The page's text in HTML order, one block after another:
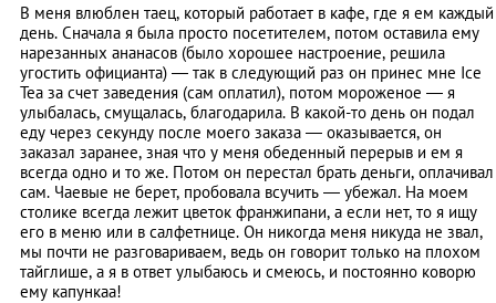
В меня влюблен таец, который работает в кафе, где я ем каждый
день. Сначала я была просто посетителем, потом оставила ему
нарезанных ананасов (было хорошее настроение, решила
угостить официанта) — так в следующий раз он принес мне Ice
Tea за счет заведения (сам оплатил), потом мороженое — я
улыбалась, смущалась, благодарила. В какой-то день он подал
еду через секунду после моего заказа — оказывается, он
заказал заранее, зная что у меня обеденный перерыв и ем я
всегда одно и то же. Потом он перестал брать деньги, оплачивал
сам. Чаевые не берет, пробовала всучить — убежал. На моем
столике всегда лежит цветок франжипани, а если нет, то я ищу
его в меню или в салфетнице. Он никогда меня никуда не звал,
мы почти не разговариваем, ведь он говорит только на плохом
тайглише, а я в ответ улыбаюсь и смеюсь, и постоянно коворю
ему капункаа!